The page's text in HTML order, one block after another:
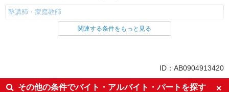
塾講師・家庭教師
同じ雇用形態から長浜駅の求人を探す
入社日応相談
未経験歓迎
関連する条件をもっと見る
ID：AB0904913420
その他の条件でバイト・アルバイト・パートを探す